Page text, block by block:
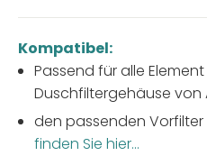
Kompatibel:
Passend für alle
Duschfiltergehäuse von
den passenden
finden Sie hier...